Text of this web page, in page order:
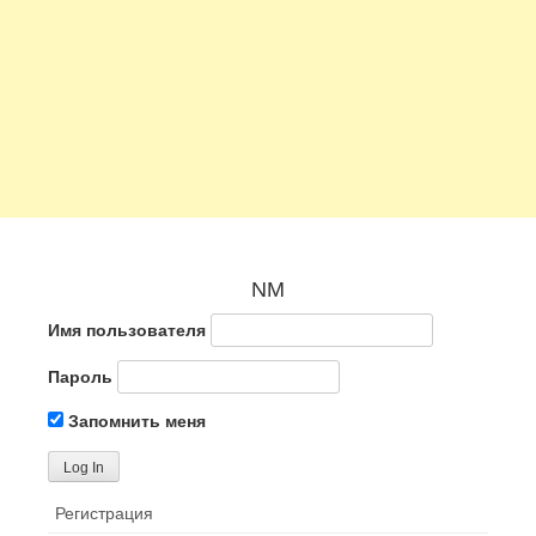
NM
Имя пользователя
Пароль
Запомнить меня
Регистрация